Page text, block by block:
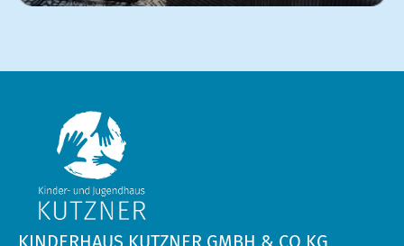
KINDERHAUS KUTZNER GMBH & CO KG